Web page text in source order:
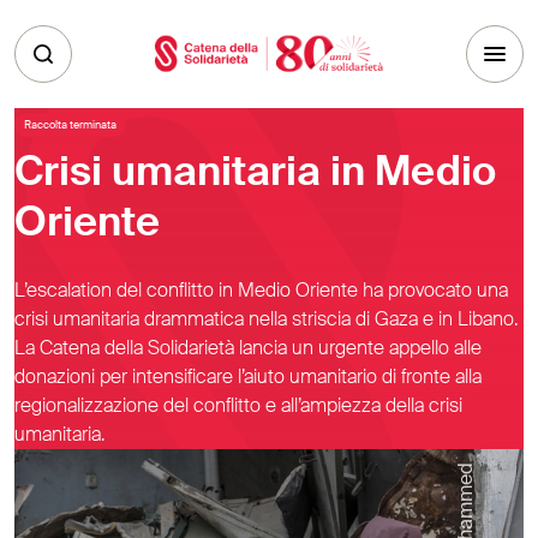
Raccolta terminata
Crisi umanitaria in Medio
Oriente
L’escalation del conflitto in Medio Oriente ha provocato una
crisi umanitaria drammatica nella striscia di Gaza e in Libano.
La Catena della Solidarietà lancia un urgente appello alle
donazioni per intensificare l’aiuto umanitario di fronte alla
regionalizzazione del conflitto e all’ampiezza della crisi
umanitaria.